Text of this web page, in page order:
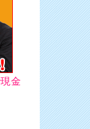
金